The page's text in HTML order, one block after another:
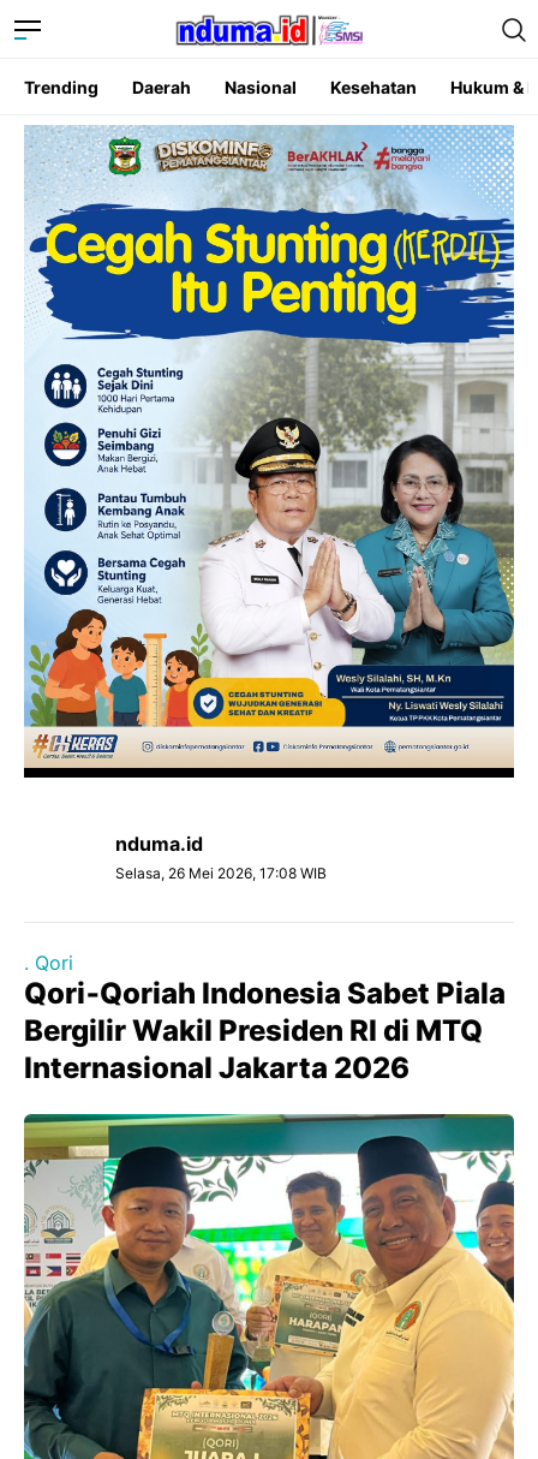
Trending Daerah Nasional Kesehatan Hukum &
nduma.id
Selasa, 26 Mei 2026, 17:08 WIB
. Qori
Qori‑Qoriah Indonesia Sabet Piala
Bergilir Wakil Presiden RI di MTQ
Internasional Jakarta 2026